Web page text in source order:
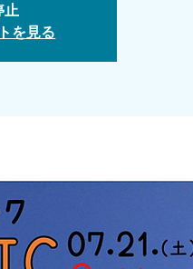
止
を見る